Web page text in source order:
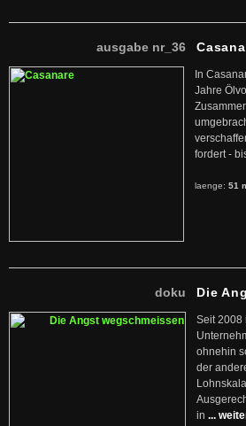
ausgabe nr_36
In
Jahre
fordert -
laenge: 51
doku Die
Seit 2008
ohnehin
der
in ...